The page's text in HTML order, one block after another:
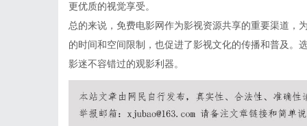
更优质的视觉享受。
总的来说，免费电影网作为影视资源共享的重要渠道，
的时间和空间限制，也促进了影视文化的传播和普及。
影迷不容错过的观影利器。